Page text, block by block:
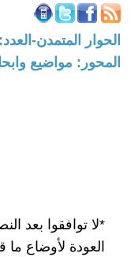
الحوار المتمدن-العدد: 7993 - 2024 / 5 / 30 - 02:58
المحور: مواضيع
*لا توافقوا بعد
العودة لأوضاع ما قبل 7